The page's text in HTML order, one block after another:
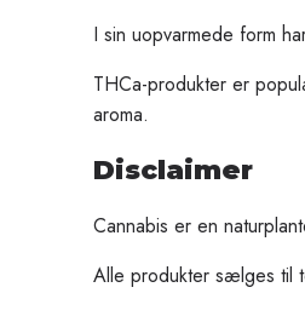
I sin uopvarmede form
THCa-produkter er
aroma.
Disclaimer
Cannabis er en
Alle produkter sælges til